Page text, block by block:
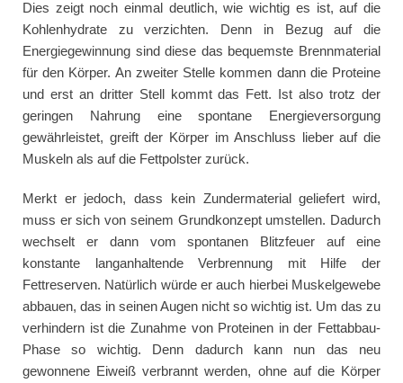
Dies zeigt noch einmal deutlich, wie wichtig es ist, auf die
Kohlenhydrate zu verzichten. Denn in Bezug auf die
Energiegewinnung sind diese das bequemste Brennmaterial
für den Körper. An zweiter Stelle kommen dann die Proteine
und erst an dritter Stell kommt das Fett. Ist also trotz der
geringen Nahrung eine spontane Energieversorgung
gewährleistet, greift der Körper im Anschluss lieber auf die
Muskeln als auf die Fettpolster zurück.
Merkt er jedoch, dass kein Zundermaterial geliefert wird,
muss er sich von seinem Grundkonzept umstellen. Dadurch
wechselt er dann vom spontanen Blitzfeuer auf eine
konstante langanhaltende Verbrennung mit Hilfe der
Fettreserven. Natürlich würde er auch hierbei Muskelgewebe
abbauen, das in seinen Augen nicht so wichtig ist. Um das zu
verhindern ist die Zunahme von Proteinen in der Fettabbau-
Phase so wichtig. Denn dadurch kann nun das neu
gewonnene Eiweiß verbrannt werden, ohne auf die Körper